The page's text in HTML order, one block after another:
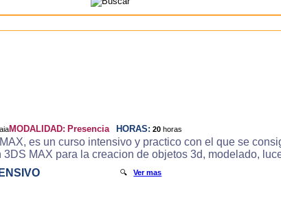
MODALIDAD: Presencia HORAS: 20 horas
es un curso intensivo y practico con el que se
MAX para la creacion de objetos 3d, modelado,
🔍Ver mas